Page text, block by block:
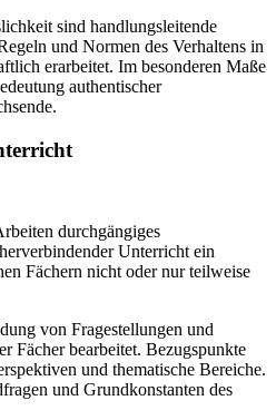
sind handlungsleitende
und Normen des Verhaltens in
erarbeitet. Im besonderen Maße
authentischer
durchgängiges
Unterricht ein
Fächern nicht oder nur teilweise
von Fragestellungen und
Fächer bearbeitet. Bezugspunkte
und thematische Bereiche.
und Grundkonstanten des